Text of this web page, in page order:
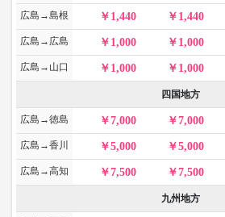
広島→島根 1,440 1,440
広島→広島 1,000 1,000
広島→山口 1,000 1,000
四国地方
広島→徳島 7,000 7,000
広島→香川 5,000 5,000
広島→高知 7,500 7,500
九州地方